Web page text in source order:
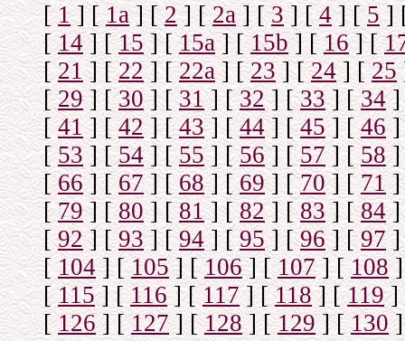
[1] [1а] [2] [2а] [3] [4] [5]
[14] [15] [15a] [15b] [16] [
[21] [22] [22a] [23] [24] [25
[29] [30] [31] [32] [33] [34]
[41] [42 ] [43] [44] [45] [46]
[53] [54] [55] [56] [57] [58]
[66] [67] [68] [69] [70] [71]
[79] [80] [81] [82] [83] [84]
[92] [93] [94] [95] [96] [97]
[104] [105] [106] [107] [108]
[115] [116] [ 117] [118] [119]
[126] [127] [128] [129] [130]